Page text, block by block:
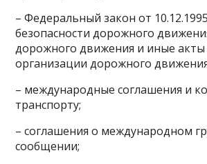
– Федеральный закон от
безопасности дорожного
дорожного движения и иные акты
организации дорожного
– международные соглашения и
транспорту;
– соглашения о международном
сообщении;